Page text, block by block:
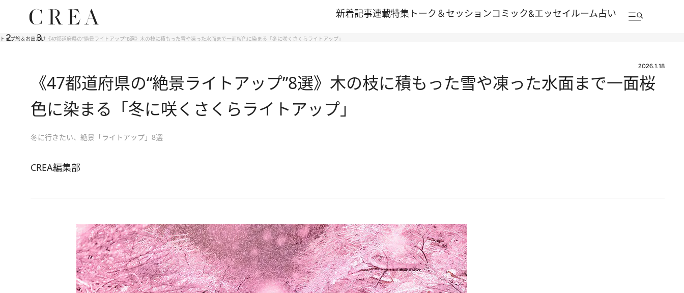
新着記事連載特集 トーク＆セッションコミック&エッセイルーム占い
トップ旅＆お出かけ 《47都道府県の“絶景ライトアップ”8選》木の枝に積もった雪や凍った水面まで一面桜色に染まる「冬に咲くさくらライトアップ」
2026.1.18
《47都道府県の“絶景ライトアップ”8選》木の枝に積もった雪や凍った水面まで一面桜
色に染まる「冬に咲くさくらライトアップ」
冬に行きたい、絶景「ライトアップ」8選
CREA編集部